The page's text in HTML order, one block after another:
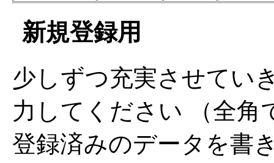
新規登録用
少しずつ充実させてい
力してください （全角
登録済みのデータを書